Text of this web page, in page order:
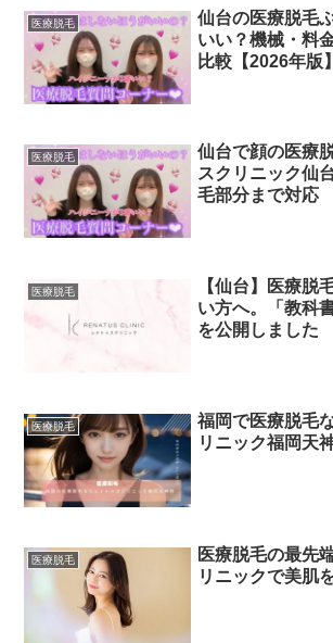
医療脱毛
仙台の医療脱毛
いい？機械・料
比較【2026年版】
医療脱毛
仙台で顔の医療
スクリニック仙
毛部分まで対応
医療脱毛
【仙台】医療脱
い方へ。「教科
を公開しました
医療脱毛
福岡で医療脱毛
リニック福岡天
医療脱毛
医療脱毛の最先
リニックで美肌